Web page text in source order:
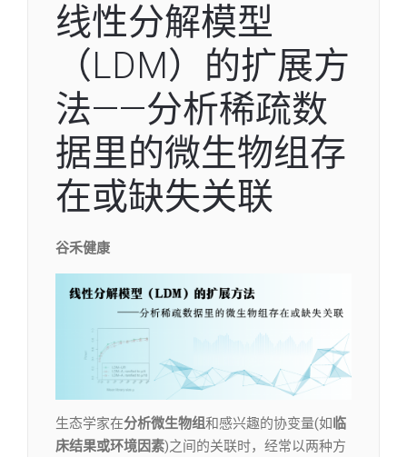
线性分解模型
（LDM）的扩展方
法——分析稀疏数
据里的微生物组存
在或缺失关联
谷禾健康
生态学家在分析微生物组和感兴趣的协变量(如临
床结果或环境因素)之间的关联时，经常以两种方